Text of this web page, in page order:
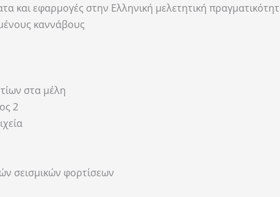
και εφαρμογές στην Ελληνική μελετητική
καννάβους
στα μέλη
2
σεισμικών φορτίσεων